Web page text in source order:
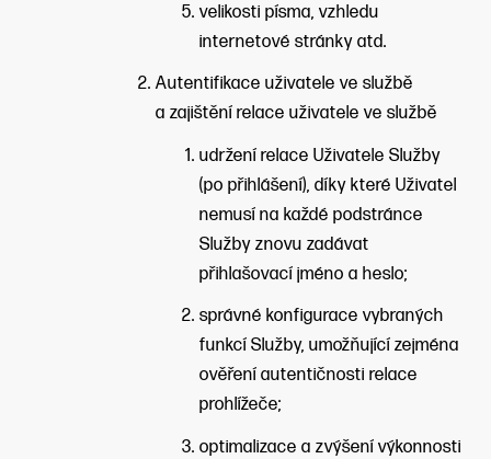
velikosti písma, vzhledu
internetové stránky atd.
Autentifikace uživatele ve službě
a zajištění relace uživatele ve službě
udržení relace Uživatele Služby
(po přihlášení), díky které Uživatel
nemusí na každé podstránce
Služby znovu zadávat
přihlašovací jméno a heslo;
správné konfigurace vybraných
funkcí Služby, umožňující zejména
ověření autentičnosti relace
prohlížeče;
optimalizace a zvýšení výkonnosti